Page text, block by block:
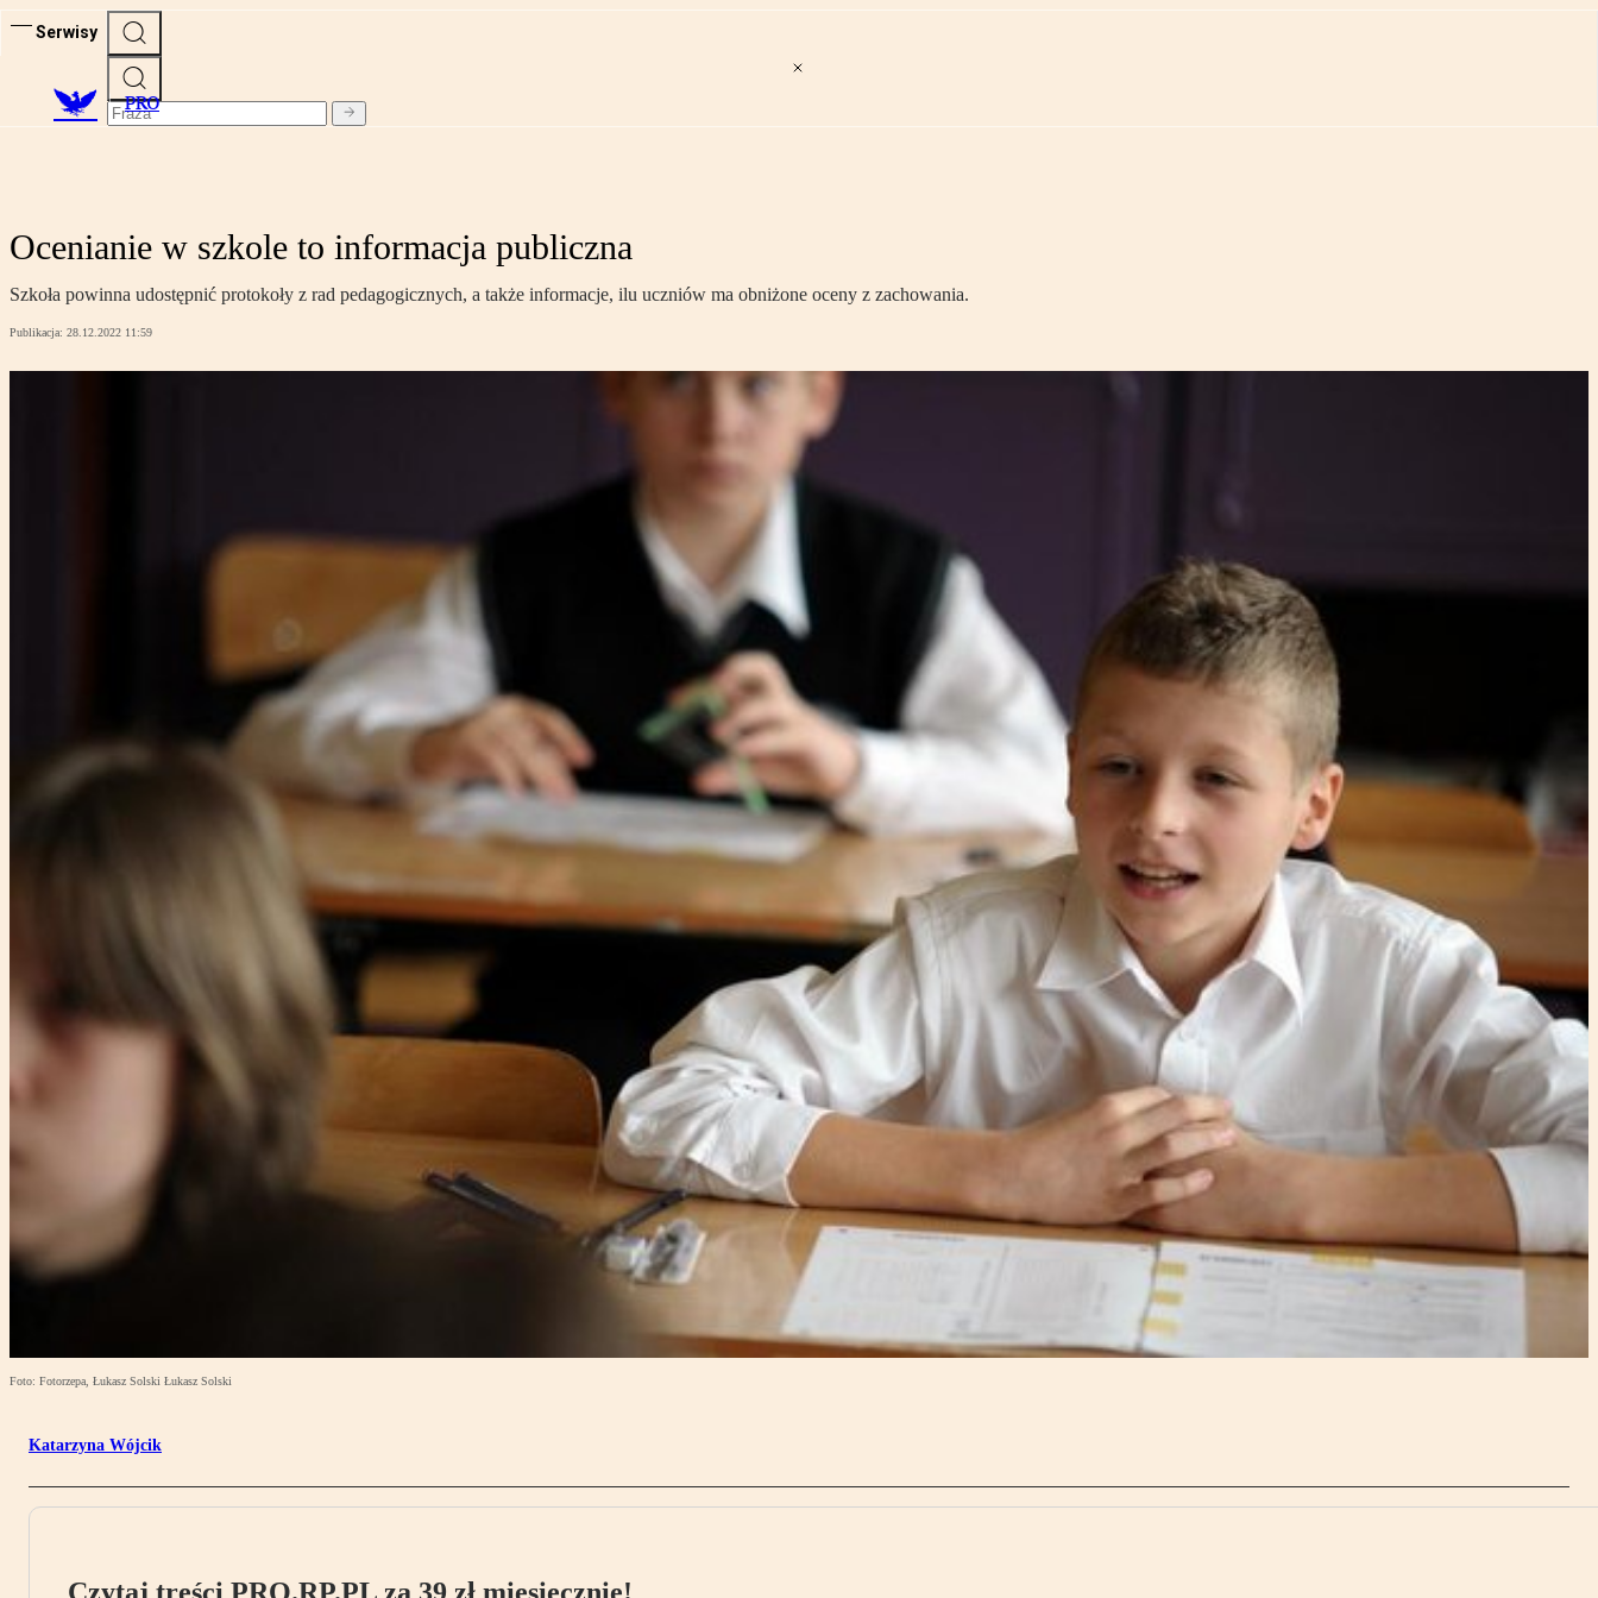
Serwisy
PRO
Ocenianie w szkole to informacja publiczna
Szkoła powinna udostępnić protokoły z rad pedagogicznych, a także informacje, ilu uczniów ma obniżone oceny z zachowania.
Publikacja: 28.12.2022 11:59
Foto: Fotorzepa, Łukasz Solski Łukasz Solski
Katarzyna Wójcik